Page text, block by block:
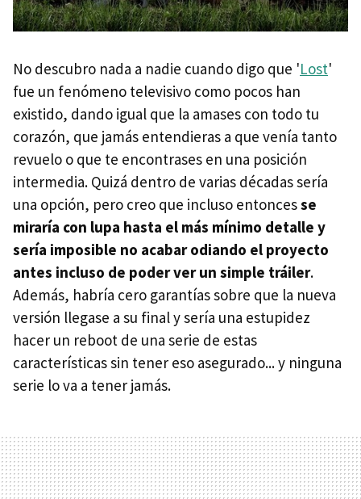
No descubro nada a nadie cuando digo que 'Lost'
fue un fenómeno televisivo como pocos han
existido, dando igual que la amases con todo tu
corazón, que jamás entendieras a que venía tanto
revuelo o que te encontrases en una posición
intermedia. Quizá dentro de varias décadas sería
una opción, pero creo que incluso entoncesse
miraría con lupa hasta el más mínimo detalle y
sería imposible no acabar odiando el proyecto
antes incluso de poder ver un simple tráiler.
Además, habría cero garantías sobre que la nueva
versión llegase a su final y sería una estupidez
hacer un reboot de una serie de estas
características sin tener eso asegurado... y ninguna
serie lo va a tener jamás.